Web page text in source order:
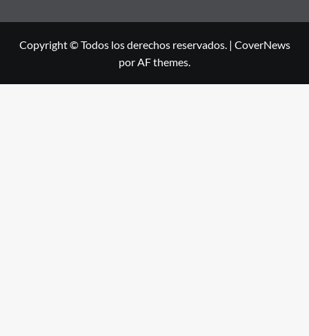
Copyright © Todos los derechos reservados. | CoverNews
por AF themes.